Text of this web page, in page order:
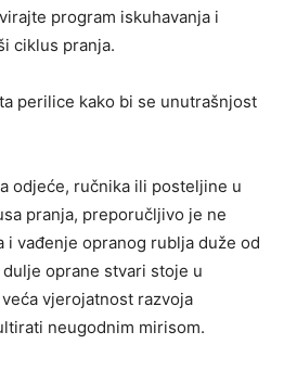
program iskuhavanja i
ciklus pranja.
perilice kako bi se unutrašnjost
odjeće, ručnika ili posteljine u
pranja, preporučljivo je ne
i vađenje opranog rublja duže od
oprane stvari stoje u
vjerojatnost razvoja
neugodnim mirisom.